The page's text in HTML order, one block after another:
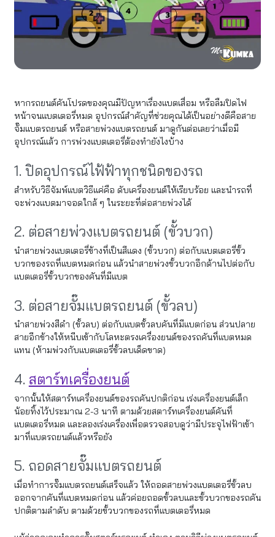
หากรถยนต์คันโปรดของคุณมีปัญหาเรื่องแบตเสื่อม หรือลืมปิดไฟ
หน้าจนแบตเตอรี่หมด อุปกรณ์สำคัญที่ช่วยคุณได้เป็นอย่างดีคือสาย
จั๊มแบตรถยนต์ หรือสายพ่วงแบตรถยนต์ มาดูกันต่อเลยว่าเมื่อมี
อุปกรณ์แล้ว การพ่วงแบตเตอรี่ต้องทำยังไงบ้าง
1. ปิดอุปกรณ์ไฟ้ฟ้าทุกชนิดของรถ
สำหรับวิธีจัมพ์แบตวิธีแค่คือ ดับเครื่องยนต์ให้เรียบร้อย และนำรถที่
จะพ่วงแบตมาจอดใกล้ ๆ ในระยะที่ต่อสายพ่วงได้
2. ต่อสายพ่วงแบตรถยนต์ (ขั้วบวก)
นำสายพ่วงแบตเตอรี่ข้างที่เป็นสีแดง (ขั้วบวก) ต่อกับแบตเตอรี่ขั้ว
บวกของรถที่แบตหมดก่อน แล้วนำสายพ่วงขั้วบวกอีกด้านไปต่อกับ
แบตเตอรี่ขั้วบวกของคันที่มีแบต
3. ต่อสายจั๊มแบตรถยนต์ (ขั้วลบ)
นำสายพ่วงสีดำ (ขั้วลบ) ต่อกับแบตขั้วลบคันที่มีแบตก่อน ส่วนปลาย
สายอีกข้างให้หนีบเข้ากับโลหะตรงเครื่องยนต์ของรถคันที่แบตหมด
แทน (ห้ามพ่วงกับแบตเตอรี่ขั้วลบเด็ดขาด)
4. สตาร์ทเครื่องยนต์
จากนั้นให้สตาร์ทเครื่องยนต์ของรถคันปกติก่อน เร่งเครื่องยนต์เล็ก
น้อยทิ้งไว้ประมาณ 2-3 นาที ตามด้วยสตาร์ทเครื่องยนต์คันที่
แบตเตอรี่หมด และลองเร่งเครื่องเพื่อตรวจสอบดูว่ามีประจุไฟฟ้าเข้า
มาที่แบตรถยนต์แล้วหรือยัง
5. ถอดสายจั๊มแบตรถยนต์
เมื่อทำการจั๊มแบตรถยนต์เสร็จแล้ว ให้ถอดสายพ่วงแบตเตอรี่ขั้วลบ
ออกจากคันที่แบตหมดก่อน แล้วค่อยถอดขั้วลบและขั้วบวกของรถคัน
ปกติตามลำดับ ตามด้วยขั้วบวกของรถที่แบตเตอรี่หมด